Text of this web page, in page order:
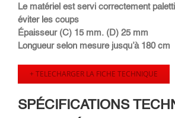
Le matériel est servi correctement
éviter les coups
Épaisseur (C) 15 mm. (D) 25 mm
Longueur selon mesure jusqu’à 180 cm
+ TELECHARGER LA FICHE TECHNIQUE
SPÉCIFICATIONS